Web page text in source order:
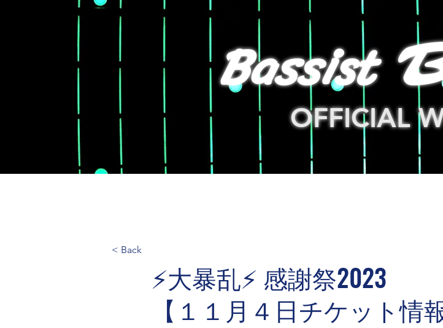
Bassist
OFFICIAL
< Back
⚡️大暴乱⚡️ 感謝祭2023
【１１月４日チケット情報